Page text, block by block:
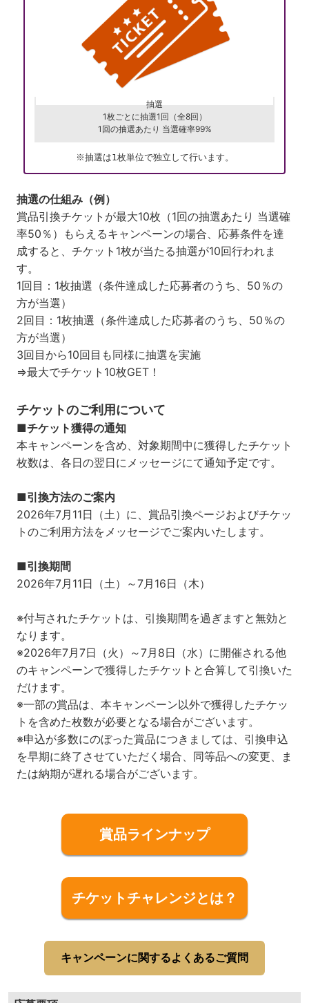
抽選
1枚ごとに抽選1回（全8回）
1回の抽選あたり 当選確率99%
※抽選は1枚単位で独立して行います。
抽選の仕組み​（例）
賞品引換チケットが最大10枚（1回の抽選あたり 当選確
率50％）もらえるキャンペーンの場合、応募条件を達
成すると、チケット1枚が当たる抽選が10回行われま
す。
1回目：1枚抽選（条件達成した応募者のうち、50％の
方が当選）
2回目：1枚抽選（条件達成した応募者のうち、50％の
方が当選）
3回目から10回目も同様に抽選を実施
⇒最大でチケット10枚GET！
チケットのご利用について
■チケット獲得の通知
本キャンペーンを含め、対象期間中に獲得したチケット
枚数は、各日の翌日にメッセージにて通知予定です。
■引換方法のご案内
2026年7月11日（土）に、賞品引換ページおよびチケッ
トのご利用方法をメッセージでご案内いたします。
■引換期間​
2026年7月11日（土）～7月16日（木）
※付与されたチケットは、引換期間を過ぎますと無効と
なります。
※2026年7月7日（火）～7月8日（水）に開催される他
のキャンペーンで獲得したチケットと合算して引換いた
だけます。
※一部の賞品は、本キャンペーン以外で獲得したチケッ
トを含めた枚数が必要となる場合がございます。
※申込が多数にのぼった賞品につきましては、引換申込
を早期に終了させていただく場合、同等品への変更、ま
たは納期が遅れる場合がございます。
賞品ラインナップ
チケットチャレンジとは？
キャンペーンに関するよくあるご質問